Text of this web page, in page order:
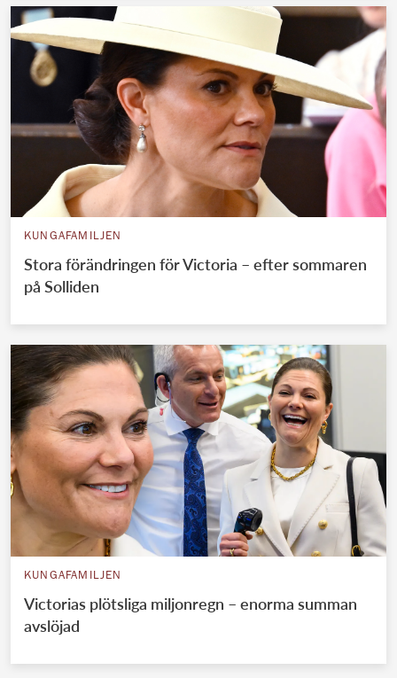
KUNGAFAMILJEN
Stora förändringen för Victoria – efter sommaren
på Solliden
KUNGAFAMILJEN
Victorias plötsliga miljonregn – enorma summan
avslöjad